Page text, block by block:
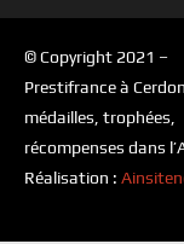
© Copyright 2021 –
Prestifrance à
médailles, trophées,
récompenses dans
Réalisation :